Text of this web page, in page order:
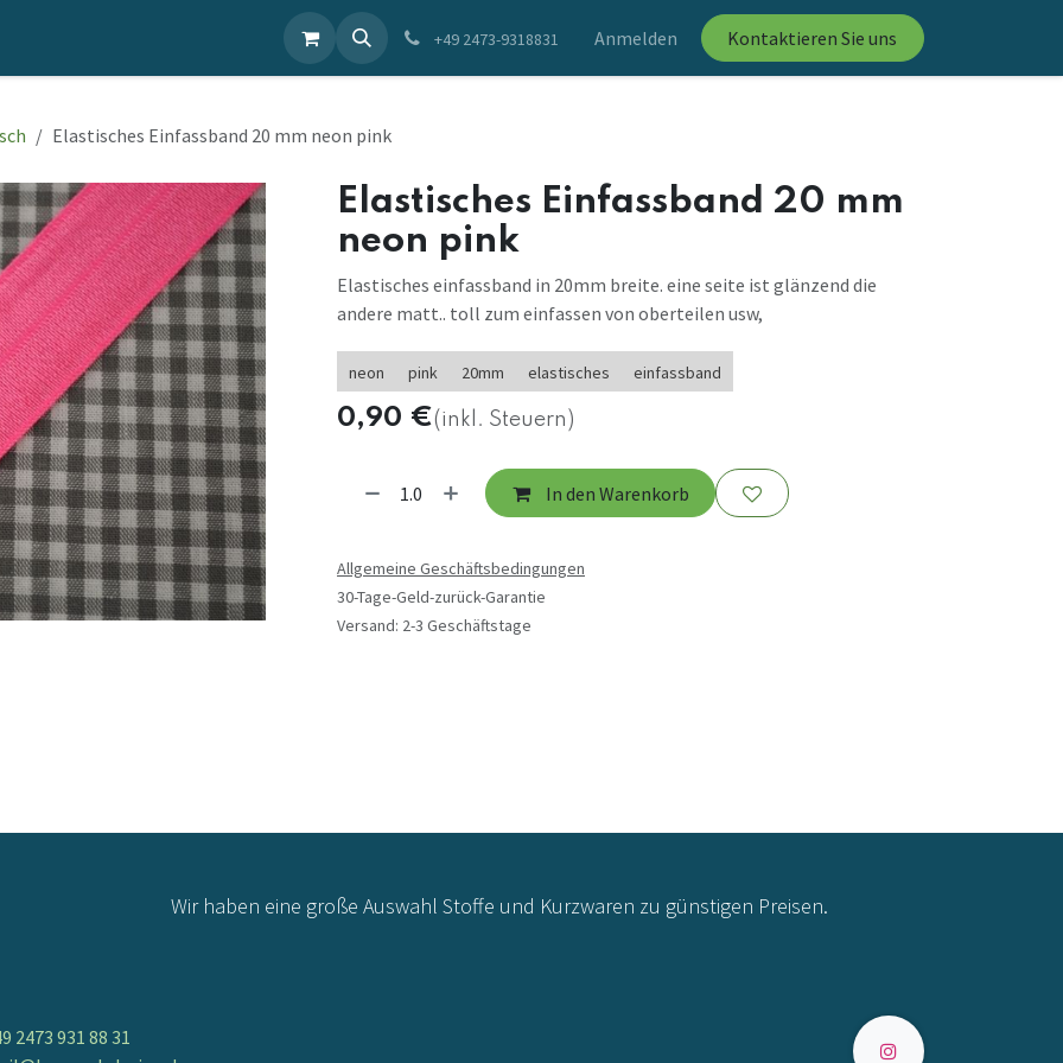
+49 2473-9318831 Anmelden Kontaktieren Sie uns
Elastisches Einfassband 20 mm neon pink
Elastisches Einfassband 20 mm
neon pink
Elastisches einfassband in 20mm breite. eine seite ist glänzend die
andere matt.. toll zum einfassen von oberteilen usw,
neon pink 20mm elastisches einfassband
0,90 €(inkl. Steuern)
In den Warenkorb
Allgemeine Geschäftsbedingungen
30-Tage-Geld-zurück-Garantie
Versand: 2-3 Geschäftstage
Wir haben eine große Auswahl Stoffe und Kurzwaren zu günstigen Preisen.
2473 931 88 31